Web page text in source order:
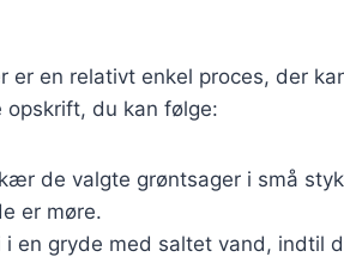
er en relativt enkel proces, der
du kan følge:
de valgte grøntsager i små
er møre.
i en gryde med saltet vand, indtil